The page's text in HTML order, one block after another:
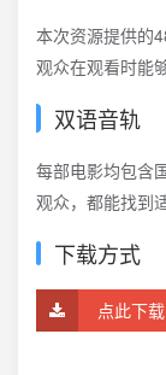
本次资源提供的
观众在观看时能
双语音轨
每部电影均包含
观众，都能找到
下载方式
点此下载